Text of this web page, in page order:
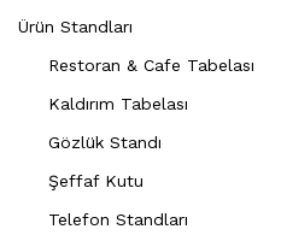
Ürün Standları
Restoran & Cafe Tabelası
Kaldırım Tabelası
Gözlük Standı
Şeffaf Kutu
Telefon Standları